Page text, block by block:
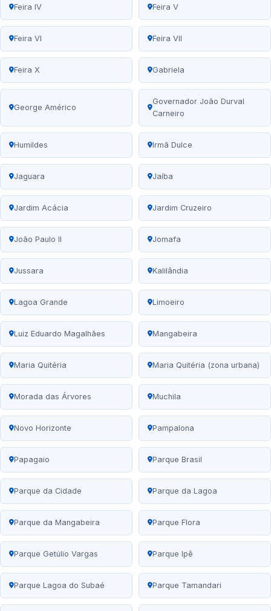
Feira IV Feira V
Feira VI Feira VII
Feira X Gabriela
George Américo
Governador João Durval
Carneiro
Humildes Irmã Dulce
Jaguara Jaíba
Jardim Acácia Jardim Cruzeiro
João Paulo II Jomafa
Jussara Kalilândia
Lagoa Grande Limoeiro
Luiz Eduardo Magalhães Mangabeira
Maria Quitéria Maria Quitéria (zona urbana)
Morada das Árvores Muchila
Novo Horizonte Pampalona
Papagaio Parque Brasil
Parque da Cidade Parque da Lagoa
Parque da Mangabeira Parque Flora
Parque Getúlio Vargas Parque Ipê
Parque Lagoa do Subaé Parque Tamandari